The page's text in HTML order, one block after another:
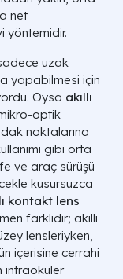
net
yöntemidir.
uzak
yapabilmesi için
Oysa akıllı
optik
noktalarına
gibi orta
ve araç sürüşü
kusursuzca
kontakt lens
farklıdır; akıllı
lensleriyken,
içerisine cerrahi
intraoküler